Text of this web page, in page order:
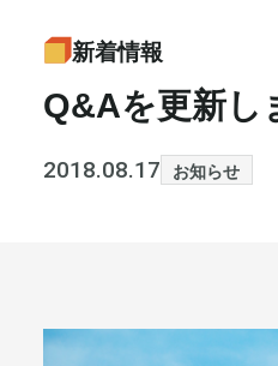
お客様の声
書籍・メディア
セミナー
新着情報
Q&Aを更新し
2018.08.17 お知らせ